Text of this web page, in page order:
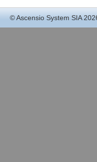
©Ascensio System SIA